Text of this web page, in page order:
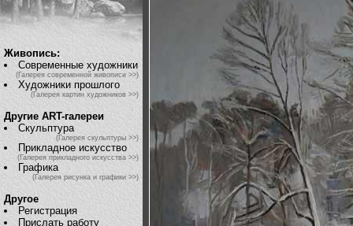
Живопись:
Современные художники
(Галерея современной живописи >>)
Художники прошлого
(Галерея картин художников >>)
Другие ART-галереи
Скульптура
(Галерея скульптуры >>)
Прикладное искусство
(Галерея прикладного искусства >>)
Графика
(Галерея рисунка и графики >>)
Другое
Регистрация
Прислать работу